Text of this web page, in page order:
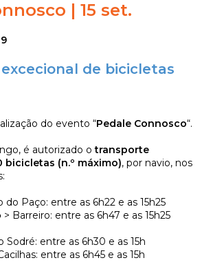
| 15 set.
de bicicletas
do evento “Pedale Connosco“.
é autorizado otransporte
bicicletas (n.º máximo), por navio, nos
do Paço: entre as 6h22 e as 15h25
> Barreiro: entre as 6h47 e as 15h25
Sodré: entre as 6h30 e as 15h
entre as 6h45 e as 15h